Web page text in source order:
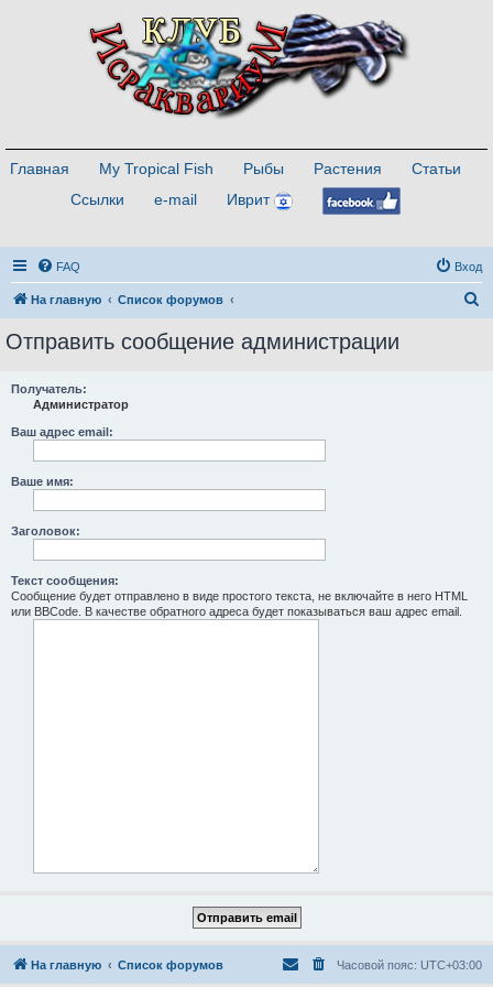
Главная My Tropical Fish Рыбы Растения
Статьи
Ссылки
e-mail Иврит
FAQ Вход
На главную Список форумов
Отправить сообщение администрации
Получатель:
Администратор
Ваш адрес email:
Ваше имя:
Заголовок:
Текст сообщения:
Сообщение будет отправлено в виде простого текста, не включайте в него HTML
или BBCode. В качестве обратного адреса будет показываться ваш адрес email.
На главную Список форумов Часовой пояс: UTC+03:00